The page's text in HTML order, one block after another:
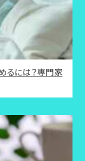
るには？専門家